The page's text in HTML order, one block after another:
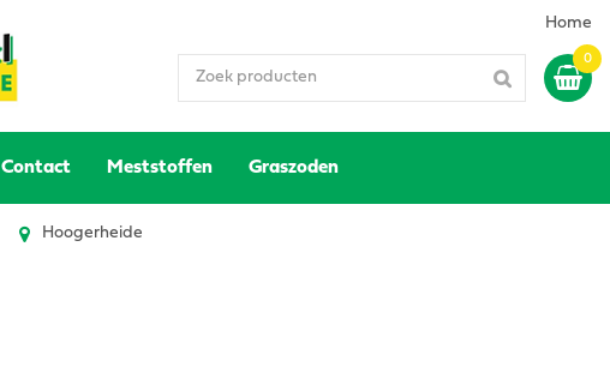
Home
Contact Meststoffen Graszoden
Hoogerheide